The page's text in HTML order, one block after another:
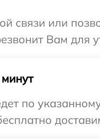
связи или
Вам для
по